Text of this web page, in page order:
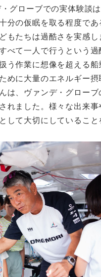
グローブでの実体験談
分の仮眠を取る程度で
もたちは過酷さを実感し
べて一人で行うという
う作業に想像を超える
めに大量のエネルギー
は、ヴァンデ・グロー
れました。様々な出来
して大切にしているこ